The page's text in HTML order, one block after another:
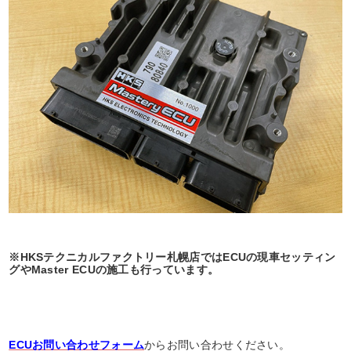
※HKSテクニカルファクトリー札幌店ではECUの現車セッティン
グやMaster ECUの施工も行っています。
ECUお問い合わせフォームからお問い合わせください。